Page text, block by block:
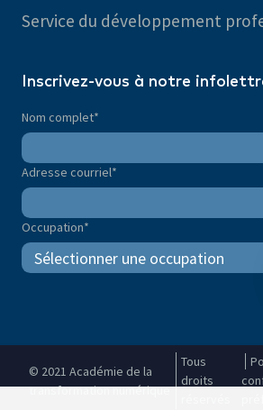
Inscrivez-vous à notre
Nom complet*
Adresse courriel*
Occupation*
Service du développement
© 2021 Académie de la
transformation numérique
Tous
droits